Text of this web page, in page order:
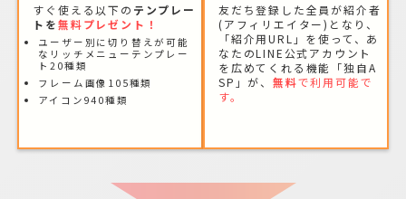
すぐ使える以下の テンプレー
トを無料プレゼント！
ユーザー別に切り替えが可能
なリッチメニューテンプレー
ト20種類
フレーム画像105種類
アイコン940種類
友だち登録した全員が紹介者
(アフィリエイター)となり、
「紹介用URL」を使って、あ
なたのLINE公式アカウント
を広めてくれる機能「独自A
SP」が、 無料で利用可能で
す。